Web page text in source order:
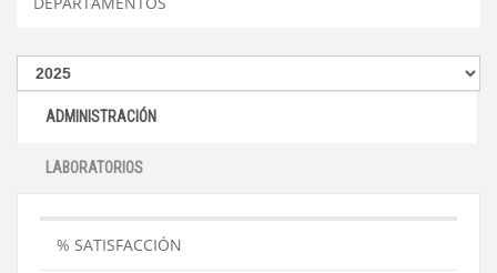
ADMINISTRACIÓN
LABORATORIOS
% SATISFACCIÓN